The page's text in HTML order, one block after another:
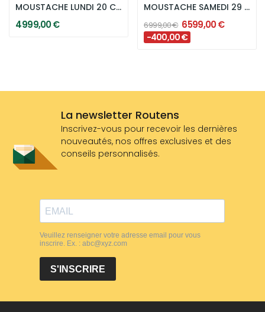
MOUSTACHE LUNDI 20 CARGO 3 - GRIS SOIE
4 999,00 €
MOUSTACHE SAMEDI 29 GAME 150.8 - DUSTY MAUVE...
6 999,00 € 6 599,00 €
-400,00 €
La newsletter Routens
Inscrivez-vous pour recevoir les dernières
nouveautés, nos offres exclusives et des
conseils personnalisés.